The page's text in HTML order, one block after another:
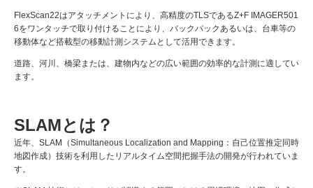
FlexScan22はアタッチメントにより、高精度のTLSであるZ+F IMAGER501
6をワンタッチで取り付けることにより、バックパックあるいは、台車等の
移動体など搭載型の移動計測システムとして活用できます。
道路、河川、橋梁または、建物内などの広い範囲の効率的な計測に適してい
ます。
SLAMとは？
近年、SLAM（Simultaneous Localization and Mapping：自己位置推定同時
地図作成）技術を利用したリアルタイム空間把握手法の開発が行われていま
す。